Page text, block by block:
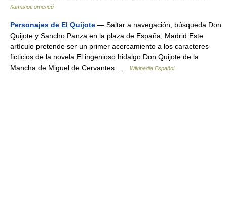
Каталог отелей
Personajes de El Quijote — Saltar a navegación, búsqueda Don
Quijote y Sancho Panza en la plaza de España, Madrid Este
artículo pretende ser un primer acercamiento a los caracteres
ficticios de la novela El ingenioso hidalgo Don Quijote de la
Mancha de Miguel de Cervantes …
Wikipedia Español